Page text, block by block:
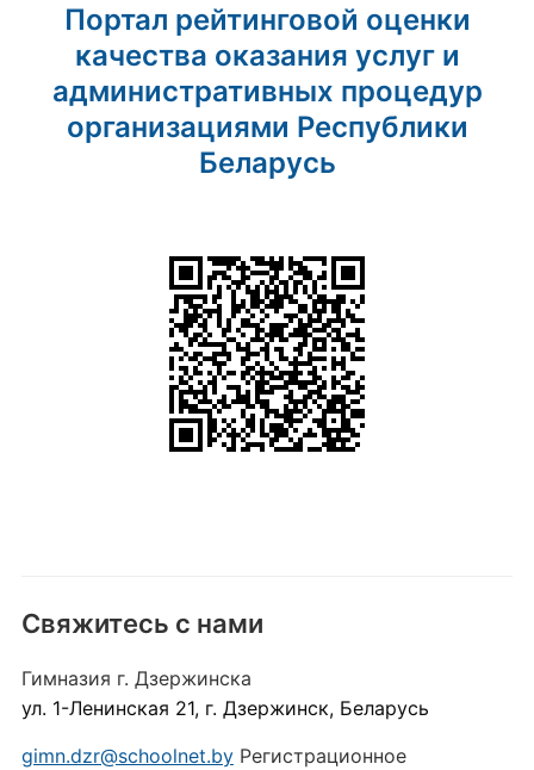
Портал рейтинговой оценки
качества оказания услуг и
административных процедур
организациями Республики
Беларусь
Свяжитесь с нами
Гимназия г. Дзержинска
ул. 1-Ленинская 21, г. Дзержинск, Беларусь
gimn.dzr@schoolnet.byРегистрационное